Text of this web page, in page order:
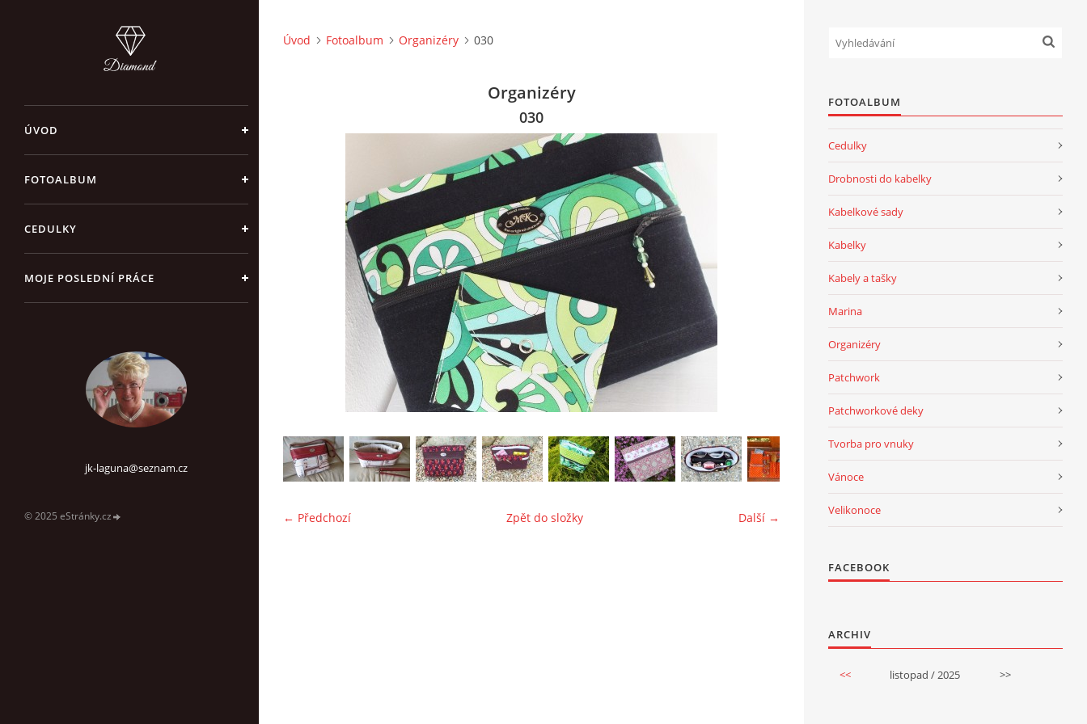
ÚVOD
FOTOALBUM
CEDULKY
MOJE POSLEDNÍ PRÁCE
jk-laguna@seznam.cz
© 2025 eStránky.cz
Úvod Fotoalbum Organizéry 030
Organizéry
030
← Předchozí Další →
Zpět do složky
FOTOALBUM
Cedulky
Drobnosti do kabelky
Kabelkové sady
Kabelky
Kabely a tašky
Marina
Organizéry
Patchwork
Patchworkové deky
Tvorba pro vnuky
Vánoce
Velikonoce
FACEBOOK
ARCHIV
<< listopad / 2025 >>